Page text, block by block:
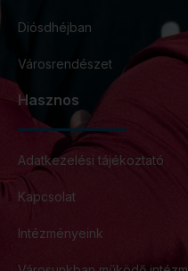
Diósdhéjban
Városrendészet
Hasznos
Adatkezelési tájékoztató
Kapcsolat
Intézményeink